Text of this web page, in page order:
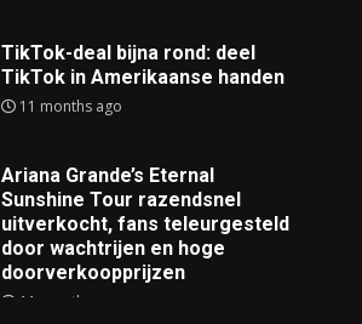
TikTok-deal bijna rond: deel
TikTok in Amerikaanse handen
11 months ago
Ariana Grande’s Eternal
Sunshine Tour razendsnel
uitverkocht, fans teleurgesteld
door wachtrijen en hoge
doorverkoopprijzen
11 months ago